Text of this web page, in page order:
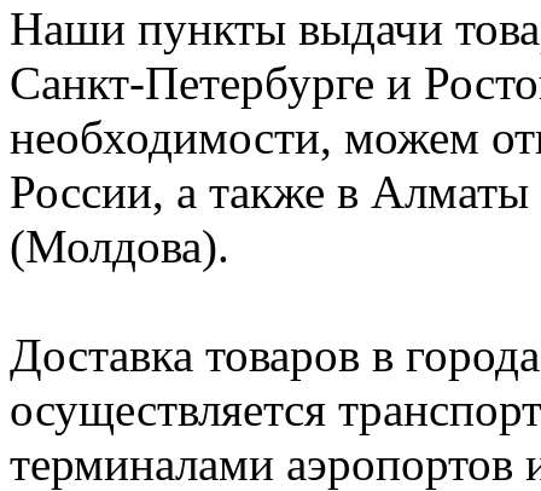
Наши пункты выдачи
Санкт-Петербурге и
необходимости, можем
России, а также в
(Молдова).
Доставка товаров в
осуществляется
терминалами